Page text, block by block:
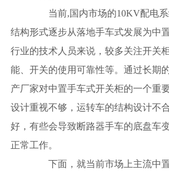
当前,国内市场的10KV配电系
结构形式逐步从落地手车式发展为中
行业的技术人员来说，较多关注开关
能、开关的使用可靠性等。通过长期
产厂家对中置手车式开关柜的一个
设计重视不够，运转车的结构设计不
好，有些会导致断路器手车的底盘车
正常工作。
下面，就当前市场上主流中置